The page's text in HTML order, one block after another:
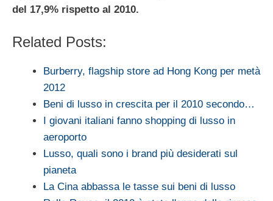
del 17,9% rispetto al 2010.
Related Posts:
Burberry, flagship store ad Hong Kong per metà
2012
Beni di lusso in crescita per il 2010 secondo…
I giovani italiani fanno shopping di lusso in
aeroporto
Lusso, quali sono i brand più desiderati sul
pianeta
La Cina abbassa le tasse sui beni di lusso